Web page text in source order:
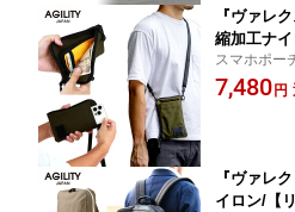
『ヴァレ
縮加工ナ
マホポー
ロン お財
スマホポー
イロン仕上
7,480 円
『ヴァレ
イロン/【